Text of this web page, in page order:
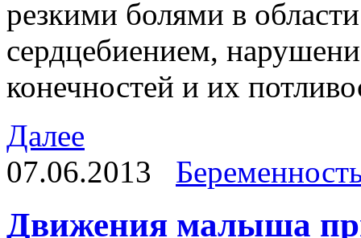
резкими болями в
сердцебиением,
конечностей и их
Далее
07.06.2013
Движения малыша